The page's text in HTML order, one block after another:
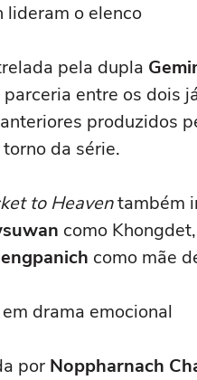
lideram o elenco
pela dupla
parceria entre os dois
produzidos
da série.
to Heaventambém
como Khongdet,
como mãe
drama emocional
por Noppharnach